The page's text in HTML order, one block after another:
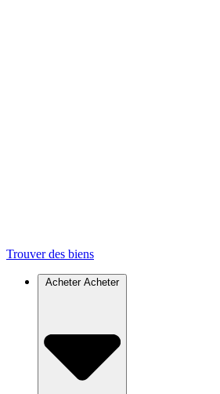
Trouver des biens
Acheter Acheter